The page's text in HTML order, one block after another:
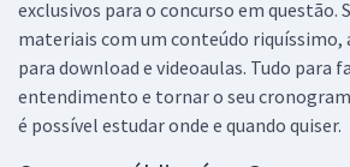
exclusivos para o concurso em questão.
materiais com um conteúdo riquíssimo,
para download e videoaulas. Tudo para
entendimento e tornar o seu
é possível estudar onde e quando quiser.